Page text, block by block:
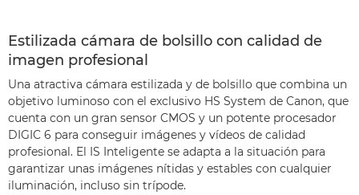
Estilizada cámara de bolsillo con calidad de
imagen profesional
Una atractiva cámara estilizada y de bolsillo que combina un
objetivo luminoso con el exclusivo HS System de Canon, que
cuenta con un gran sensor CMOS y un potente procesador
DIGIC 6 para conseguir imágenes y vídeos de calidad
profesional. El IS Inteligente se adapta a la situación para
garantizar unas imágenes nítidas y estables con cualquier
iluminación, incluso sin trípode.